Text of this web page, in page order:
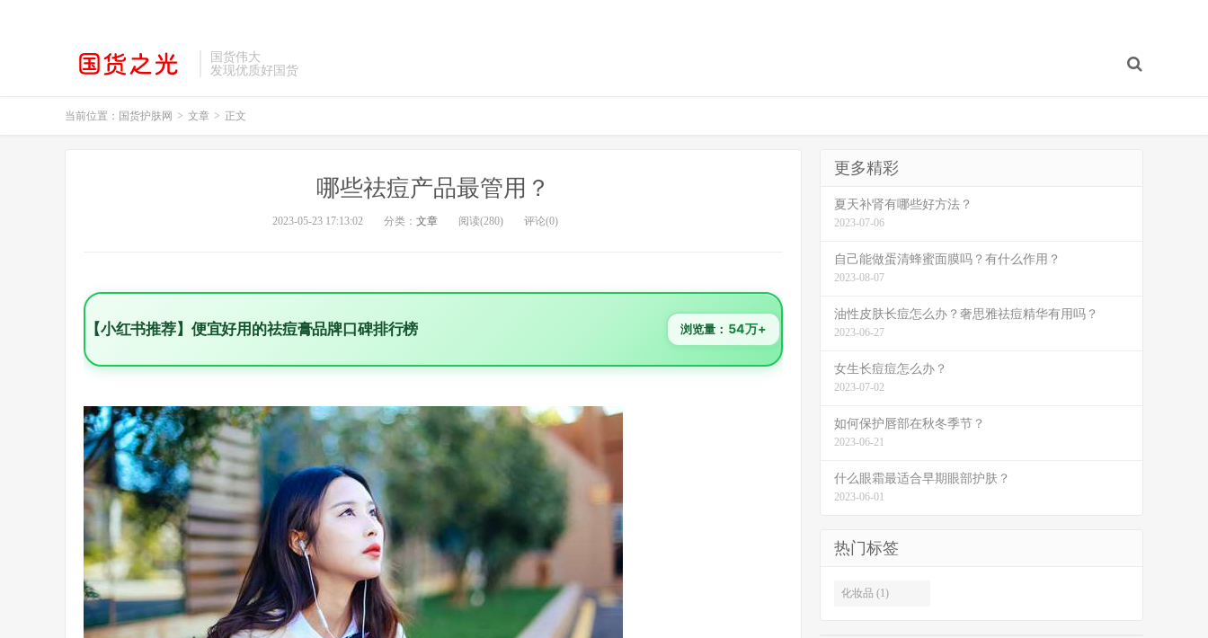
国货伟大
发现优质好国货
当前位置： 国货护肤网 > 文章 > 正文
哪些祛痘产品最管用？
2023-05-23 17:13:02 分类： 文章 阅读(280) 评论(0)
【小红书推荐】便宜好用的祛痘膏品牌口碑排行榜 浏览量： 54万+
更多精彩
夏天补肾有哪些好方法？
2023-07-06
自己能做蛋清蜂蜜面膜吗？有什么作用？
2023-08-07
油性皮肤长痘怎么办？奢思雅祛痘精华有用吗？
2023-06-27
女生长痘痘怎么办？
2023-07-02
如何保护唇部在秋冬季节？
2023-06-21
什么眼霜最适合早期眼部护肤？
2023-06-01
热门标签
化妆品 (1)